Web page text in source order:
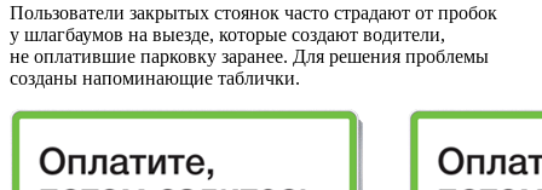
Пользователи закрытых стоянок часто страдают от пробок
у шлагбаумов на выезде, которые создают водители,
не оплатившие парковку заранее. Для решения проблемы
созданы напоминающие таблички.